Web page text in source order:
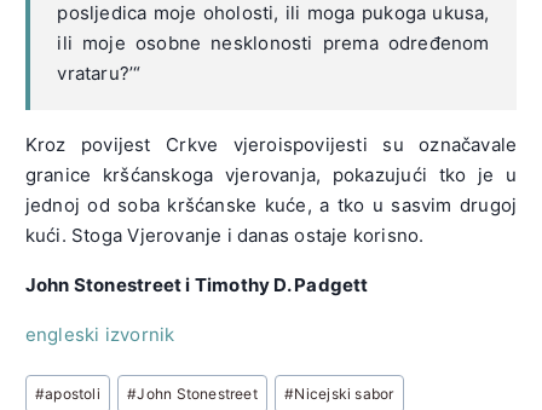
posljedica moje oholosti, ili moga pukoga ukusa,
ili moje osobne nesklonosti prema određenom
vrataru?’“
Kroz povijest Crkve vjeroispovijesti su označavale
granice kršćanskoga vjerovanja, pokazujući tko je u
jednoj od soba kršćanske kuće, a tko u sasvim drugoj
kući. Stoga Vjerovanje i danas ostaje korisno.
John Stonestreet i Timothy D. Padgett
engleski izvornik
Post
#apostoli #John Stonestreet #Nicejski sabor